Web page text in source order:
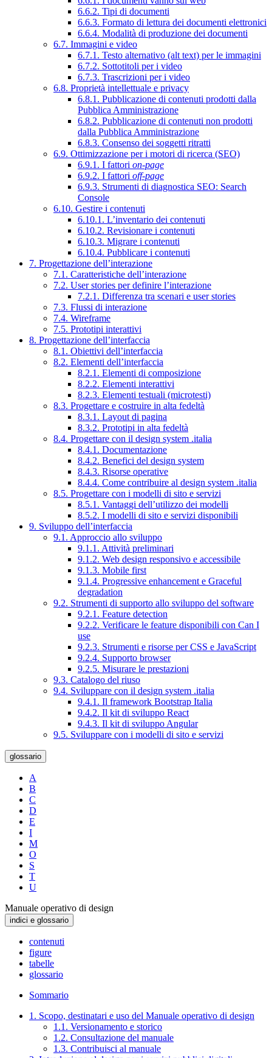
6.6.2. Tipi di documenti
6.6.3. Formato di lettura dei documenti elettronici
6.6.4. Modalità di produzione dei documenti
6.7. Immagini e video
6.7.1. Testo alternativo (alt text) per le immagini
6.7.2. Sottotitoli per i video
6.7.3. Trascrizioni per i video
6.8. Proprietà intellettuale e privacy
6.8.1. Pubblicazione di contenuti prodotti dalla
Pubblica Amministrazione
6.8.2. Pubblicazione di contenuti non prodotti
dalla Pubblica Amministrazione
6.8.3. Consenso dei soggetti ritratti
6.9. Ottimizzazione per i motori di ricerca (SEO)
6.9.1. I fattori on-page
6.9.2. I fattori off-page
6.9.3. Strumenti di diagnostica SEO: Search
Console
6.10. Gestire i contenuti
6.10.1. L’inventario dei contenuti
6.10.2. Revisionare i contenuti
6.10.3. Migrare i contenuti
6.10.4. Pubblicare i contenuti
7. Progettazione dell’interazione
7.1. Caratteristiche dell’interazione
7.2. User stories per definire l’interazione
7.2.1. Differenza tra scenari e user stories
7.3. Flussi di interazione
7.4. Wireframe
7.5. Prototipi interattivi
8. Progettazione dell’interfaccia
8.1. Obiettivi dell’interfaccia
8.2. Elementi dell’interfaccia
8.2.1. Elementi di composizione
8.2.2. Elementi interattivi
8.2.3. Elementi testuali (microtesti)
8.3. Progettare e costruire in alta fedeltà
8.3.1. Layout di pagina
8.3.2. Prototipi in alta fedeltà
8.4. Progettare con il design system .italia
8.4.1. Documentazione
8.4.2. Benefici del design system
8.4.3. Risorse operative
8.4.4. Come contribuire al design system .italia
8.5. Progettare con i modelli di sito e servizi
8.5.1. Vantaggi dell’utilizzo dei modelli
8.5.2. I modelli di sito e servizi disponibili
9. Sviluppo dell’interfaccia
9.1. Approccio allo sviluppo
9.1.1. Attività preliminari
9.1.2. Web design responsivo e accessibile
9.1.3. Mobile first
9.1.4. Progressive enhancement e Graceful
degradation
9.2. Strumenti di supporto allo sviluppo del software
9.2.1. Feature detection
9.2.2. Verificare le feature disponibili con Can I
use
9.2.3. Strumenti e risorse per CSS e JavaScript
9.2.4. Supporto browser
9.2.5. Misurare le prestazioni
9.3. Catalogo del riuso
9.4. Sviluppare con il design system .italia
9.4.1. Il framework Bootstrap Italia
9.4.2. Il kit di sviluppo React
9.4.3. Il kit di sviluppo Angular
9.5. Sviluppare con i modelli di sito e servizi
glossario
A
B
C
D
E
I
M
O
S
T
U
Manuale operativo di design
indici e glossario
contenuti
figure
tabelle
glossario
Sommario
1. Scopo, destinatari e uso del Manuale operativo di design
1.1. Versionamento e storico
1.2. Consultazione del manuale
1.3. Contribuisci al manuale